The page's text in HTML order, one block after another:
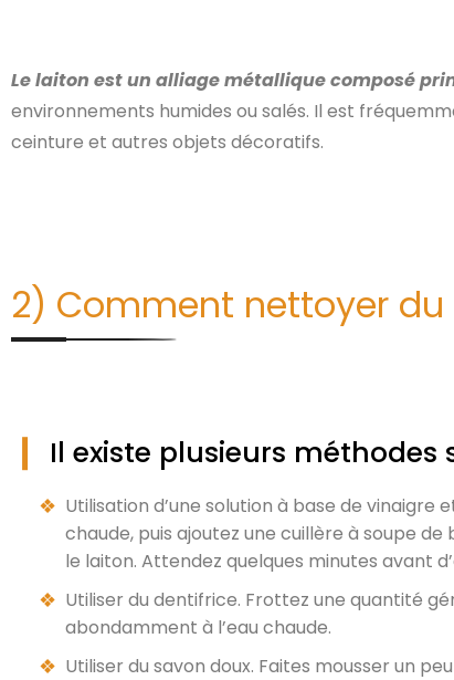
Le laiton est un alliage métallique composé
environnements humides ou salés. Il est
ceinture et autres objets décoratifs.
2) Comment nettoyer du
Il existe plusieurs
Utilisation d’une solution à base de
chaude, puis ajoutez une cuillère à soupe
le laiton. Attendez quelques minutes avant
Utiliser du dentifrice. Frottez une quantité
abondamment à l’eau chaude.
Utiliser du savon doux. Faites mousser un